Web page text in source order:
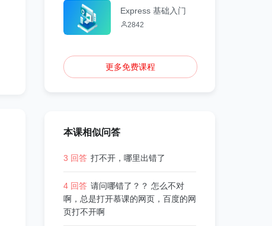
Express 基础入门
2842
更多免费课程
本课相似问答
3 回答 打不开，哪里出错了
4 回答 请问哪错了？？ 怎么不对
啊，总是打开慕课的网页，百度的网
页打不开啊